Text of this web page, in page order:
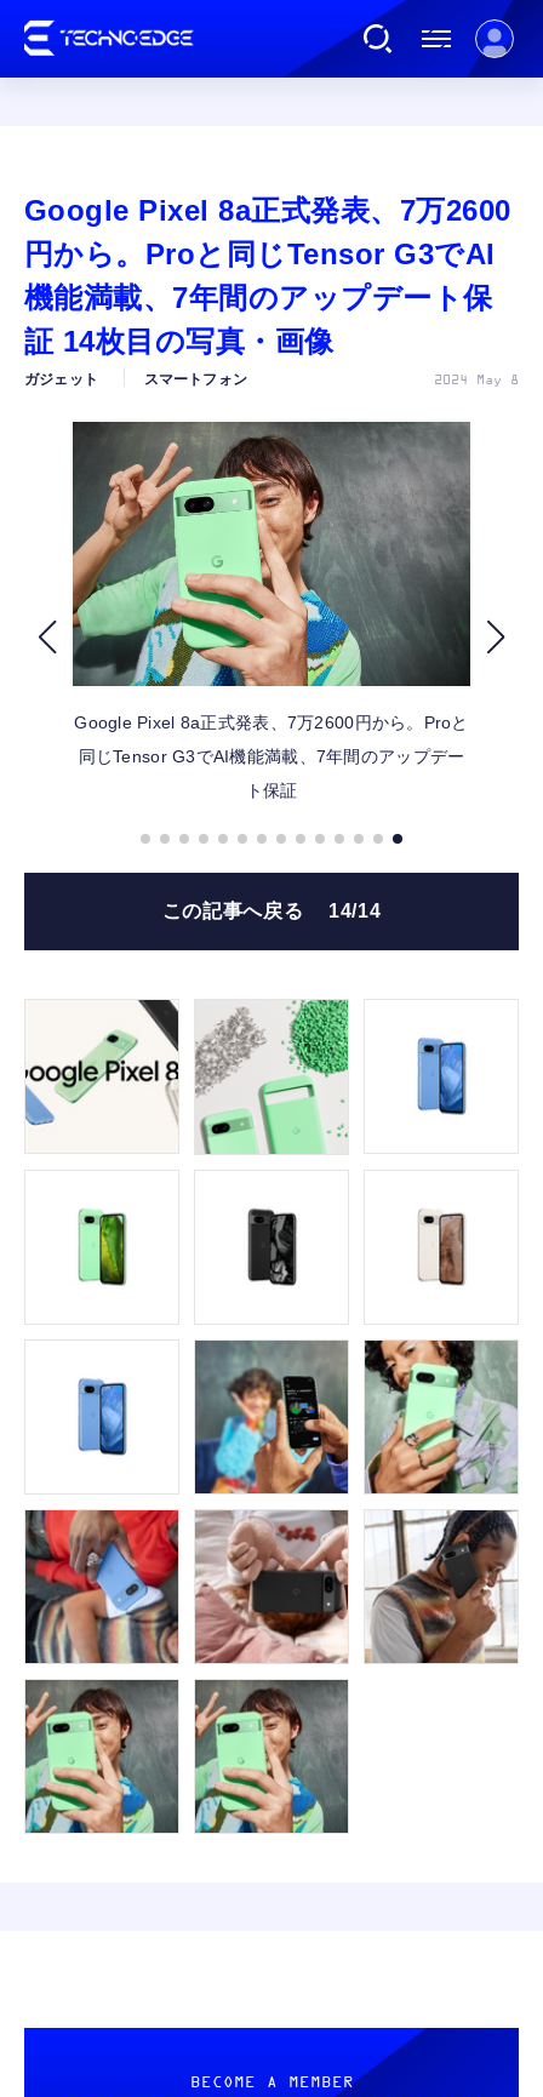
AI
ガジェット
ゲーム
カルチャー
公式ストア
FOLLOW US
Google Pixel 8a正式発表、7万2600
円から。Proと同じTensor G3でAI
機能満載、7年間のアップデート保
証 14枚目の写真・画像
ガジェット スマートフォン 2024 May 8
Google Pixel 8a正式発表、7万2600円から。Proと
同じTensor G3でAI機能満載、7年間のアップデー
ト保証
この記事へ戻る 14/14
BECOME A MEMBER